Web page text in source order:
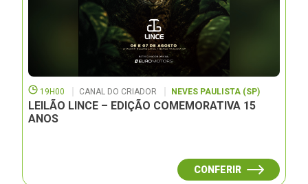
19H00 CANAL DO CRIADOR NEVES PAULISTA (SP)
LEILÃO LINCE – EDIÇÃO COMEMORATIVA 15
ANOS
CONFERIR